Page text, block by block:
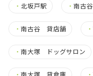
・ 北坂戸駅 ・南古
・ 南古谷 貸店舗 ・
・ 南大塚 ドッグサロン